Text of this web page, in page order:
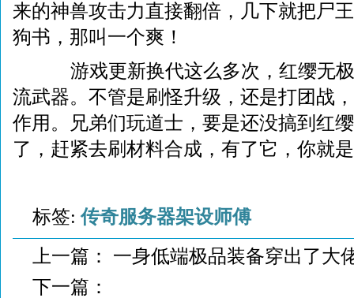
来的神兽攻击力直接翻倍，几下就把尸
狗书，那叫一个爽！
游戏更新换代这么多次，红缨无极
流武器。不管是刷怪升级，还是打团战
作用。兄弟们玩道士，要是还没搞到红
了，赶紧去刷材料合成，有了它，你就
标签:传奇服务器架设师傅
上一篇： 一身低端极品装备穿出了大
下一篇：